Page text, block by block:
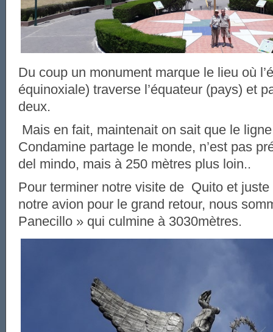
Du coup un monument marque le lieu où
équinoxiale) traverse l’équateur (pays) et
deux.
Mais en fait, maintenait on sait que le
Condamine partage le monde, n’est pas
del mindo, mais à 250 mètres plus loin..
Pour terminer notre visite de Quito et
notre avion pour le grand retour, nous
Panecillo » qui culmine à 3030mètres.